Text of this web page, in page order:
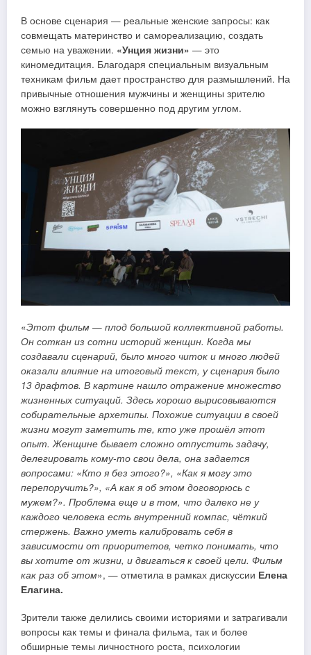
В основе сценария — реальные женские запросы: как
совмещать материнство и самореализацию, создать
семью на уважении. «Унция жизни» — это
киномедитация. Благодаря специальным визуальным
техникам фильм дает пространство для размышлений. На
привычные отношения мужчины и женщины зрителю
можно взглянуть совершенно под другим углом.
«Этот фильм — плод большой коллективной работы.
Он соткан из сотни историй женщин. Когда мы
создавали сценарий, было много читок и много людей
оказали влияние на итоговый текст, у сценария было
13 драфтов. В картине нашло отражение множество
жизненных ситуаций. Здесь хорошо вырисовываются
собирательные архетипы. Похожие ситуации в своей
жизни могут заметить те, кто уже прошёл этот
опыт. Женщине бывает сложно отпустить задачу,
делегировать кому-то свои дела, она задается
вопросами: «Кто я без этого?», «Как я могу это
перепоручить?», «А как я об этом договорюсь с
мужем?». Проблема еще и в том, что далеко не у
каждого человека есть внутренний компас, чёткий
стержень. Важно уметь калибровать себя в
зависимости от приоритетов, четко понимать, что
вы хотите от жизни, и двигаться к своей цели. Фильм
как раз об этом», — отметила в рамках дискуссии Елена
Елагина.
Зрители также делились своими историями и затрагивали
вопросы как темы и финала фильма, так и более
обширные темы личностного роста, психологии